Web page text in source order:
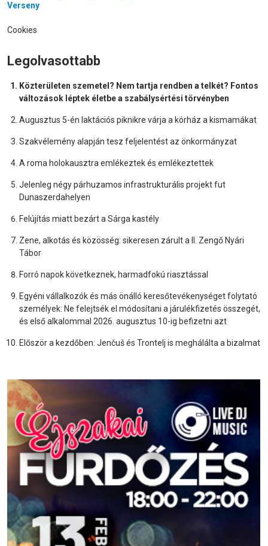
Verseny
Cookies
Legolvasottabb
Közterületen szemetel? Nem tartja rendben a telkét? Fontos
változások léptek életbe a szabálysértési törvényben
Augusztus 5-én laktációs piknikre várja a kórház a kismamákat
Szakvélemény alapján tesz feljelentést az önkormányzat
A roma holokausztra emlékeztek és emlékeztettek
Jelenleg négy párhuzamos infrastrukturális projekt fut
Dunaszerdahelyen
Felújítás miatt bezárt a Sárga kastély
Zene, alkotás és közösség: sikeresen zárult a II. Zengő Nyári
Tábor
Forró napok következnek, harmadfokú riasztással
Egyéni vállalkozók és más önálló keresőtevékenységet folytató
személyek: Ne felejtsék el módosítani a járulékfizetés összegét,
és első alkalommal 2026. augusztus 10-ig befizetni azt
Először a kezdőben: Jenčuš és Trontelj is meghálálta a bizalmat